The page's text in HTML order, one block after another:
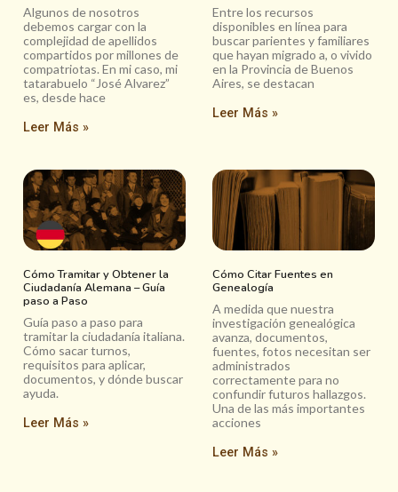
Algunos de nosotros
debemos cargar con la
complejidad de apellidos
compartidos por millones de
compatriotas. En mi caso, mi
tatarabuelo “José Alvarez”
es, desde hace
Leer Más »
Entre los recursos
disponibles en línea para
buscar parientes y familiares
que hayan migrado a, o vivido
en la Provincia de Buenos
Aires, se destacan
Leer Más »
Cómo Tramitar y Obtener la
Ciudadanía Alemana – Guía
paso a Paso
Guía paso a paso para
tramitar la ciudadanía italiana.
Cómo sacar turnos,
requisitos para aplicar,
documentos, y dónde buscar
ayuda.
Leer Más »
Cómo Citar Fuentes en
Genealogía
A medida que nuestra
investigación genealógica
avanza, documentos,
fuentes, fotos necesitan ser
administrados
correctamente para no
confundir futuros hallazgos.
Una de las más importantes
acciones
Leer Más »